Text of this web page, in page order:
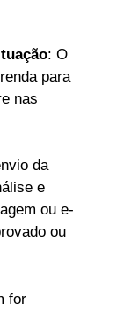
: O
para
nas
da
e
ou e-
ou
for